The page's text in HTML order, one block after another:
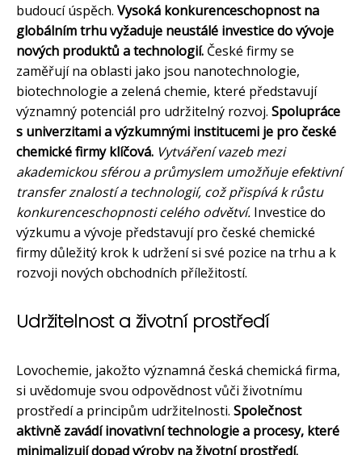
budoucí úspěch. Vysoká konkurenceschopnost na
globálním trhu vyžaduje neustálé investice do vývoje
nových produktů a technologií. České firmy se
zaměřují na oblasti jako jsou nanotechnologie,
biotechnologie a zelená chemie, které představují
významný potenciál pro udržitelný rozvoj. Spolupráce
s univerzitami a výzkumnými institucemi je pro české
chemické firmy klíčová. Vytváření vazeb mezi
akademickou sférou a průmyslem umožňuje efektivní
transfer znalostí a technologií, což přispívá k růstu
konkurenceschopnosti celého odvětví. Investice do
výzkumu a vývoje představují pro české chemické
firmy důležitý krok k udržení si své pozice na trhu a k
rozvoji nových obchodních příležitostí.
Udržitelnost a životní prostředí
Lovochemie, jakožto významná česká chemická firma,
si uvědomuje svou odpovědnost vůči životnímu
prostředí a principům udržitelnosti. Společnost
aktivně zavádí inovativní technologie a procesy, které
minimalizují dopad výroby na životní prostředí.